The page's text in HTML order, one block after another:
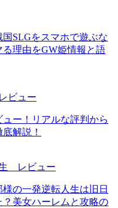
国SLGをスマホで遊ぶな
理由をGW姫情報と語
ー！リアルな評判から
解説！
様の一発逆転人生は旧日
美女ハーレムと攻略の